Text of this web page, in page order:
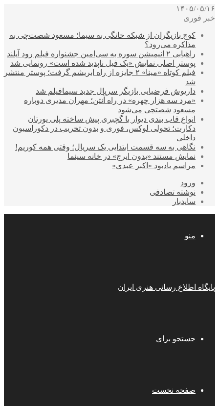
۱۴۰۵/۰۵/۱۶
خبر فوری
کوچ بازیگران از شبکه خانگی به سیما؛ مسعود شصت‌چی به
مذاکره می‌رود؟
راهیابی ۲ انیمیشن سوره به سی‌امین جشنواره فیلم رود آیلند
پوستر اصلی نمایش «یک فیل ناپدید شده است» رونمایی شد
فیلم کوتاه «مینا» ۲ جایزه از راه ابریشم گرفت؛ پوستر منتشر
شد
داریوش فرضیایی بازیگر سریال جدید سیمافیلم شد
«مرد سه هزار چهره» در راه آنتن؛ مهران مدیری دوباره
مسعود شصتچی می‌شود
انواع قاب بندی دیوار با گچبری پیش ساخته پلی یورتان
دکارت؛ تحولی لوکس، فوری و بدون تخریب در دکوراسیون
داخلی
نگاهی به سه قسمت ابتدایی یک سریال؛ وقتی همه کوریم!
نمایش مستند «بدون ایرج» در خانه سینما
مراسم یادبود «اکبر عبدی»
ورود
نوشته تصادفی
سایدبار
منو
پایگاه اطلاع رسانی هنری ایران
جستجو برای
صفحه نخست